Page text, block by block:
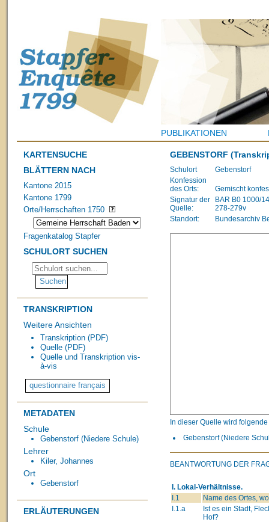
PUBLIKATIONEN
KARTENSUCHE
BLÄTTERN NACH
Kantone 2015
Kantone 1799
Orte/Herrschaften 1750
Fragenkatalog Stapfer
SCHULORT SUCHEN
TRANSKRIPTION
Weitere Ansichten
Transkription (PDF)
Quelle (PDF)
Quelle und Transkription vis-
à-vis
METADATEN
Schule
Gebenstorf (Niedere Schule)
Lehrer
Kiler, Johannes
Ort
Gebenstorf
ERLÄUTERUNGEN
GEBENSTORF
Schulort
Gebenstorf
Konfession
des Orts:
Gemischt
Signatur der
Quelle:
BAR B0 1000/
278-279v
Standort:
Bundesarchiv
In dieser Quelle wird
Gebenstorf (Niedere
BEANTWORTUNG DER
I. Lokal-Verhältnisse.
I.1
Name des Ortes,
I.1.a
Ist es ein Stadt,
Hof?